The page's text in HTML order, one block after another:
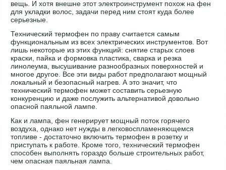
вещь. И хотя внешне этот электроинструмент похож на фен
для укладки волос, задачи перед ним стоят куда более
серьезные.
Технический термофен по праву считается самым
функциональным из всех электрических инструментов. Вот
лишь некоторые из этих функций: снятие старых слоев
краски, пайка и формовка пластика, сварка и резка
линолеума, высушивание разнообразных поверхностей и
многое другое. Все эти виды работ предполагают мощный
локальный и безопасный нагрев. А это значит, что
технический термофен может составить серьезную
конкуренцию и даже послужить альтернативой довольно
опасной паяльной лампе.
Как и лампа, фен генерирует мощный поток горячего
воздуха, однако нет нужды в легковоспламеняющемся
топливе - достаточно включить термофен в розетку и
приступать к работе. Кроме того, технический термофен
способен выполнять гораздо больше строительных работ,
чем опасная паяльная лампа.